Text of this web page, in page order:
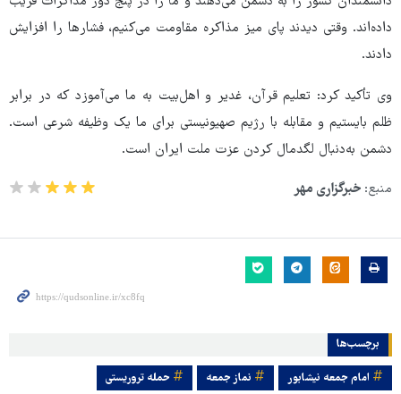
داده‌اند. وقتی دیدند پای میز مذاکره مقاومت می‌کنیم، فشارها را افزایش
دادند.
وی تأکید کرد: تعلیم قرآن، غدیر و اهل‌بیت به ما می‌آموزد که در برابر
ظلم بایستیم و مقابله با رژیم صهیونیستی برای ما یک وظیفه شرعی است.
دشمن به‌دنبال لگدمال کردن عزت ملت ایران است.
منبع: خبرگزاری مهر
برچسب‌ها
امام جمعه نیشابور نماز جمعه حمله تروریستی